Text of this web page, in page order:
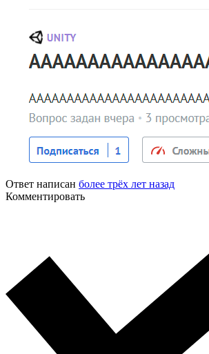
Ответ написан более трёх лет назад
Комментировать